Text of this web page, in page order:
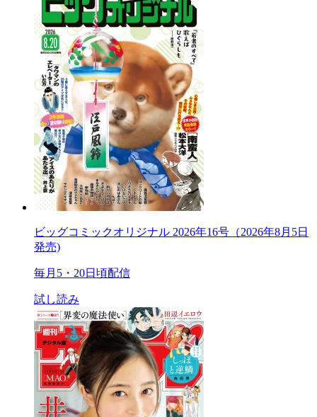
ビッグコミックオリジナル 2026年16号（2026年8月5日
発売)
毎月5・20日頃配信
試し読み